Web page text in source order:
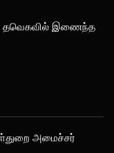
தவெகவில் இணைந்த
அமைச்சர்